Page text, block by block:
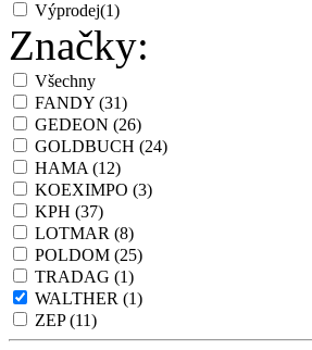
Výprodej(1)
Značky:
Všechny
FANDY (31)
GEDEON (26)
GOLDBUCH (24)
HAMA(12)
KOEXIMPO (3)
KPH (37)
LOTMAR (8)
POLDOM (25)
TRADAG (1)
WALTHER (1)
ZEP(11)